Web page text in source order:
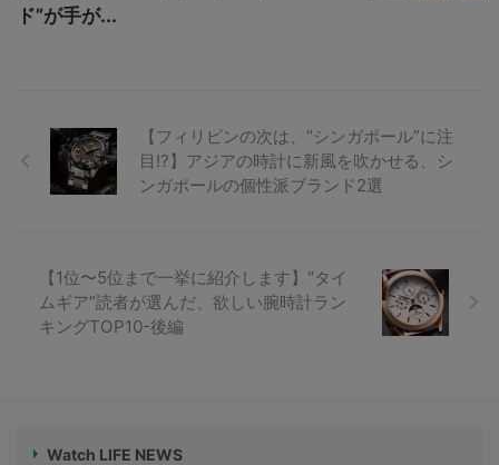
ド”が手が...
【フィリピンの次は、“シンガポール”に注
目!?】アジアの時計に新風を吹かせる、シ
ンガポールの個性派ブランド2選
【1位〜5位まで一挙に紹介します】“タイ
ムギア”読者が選んだ、欲しい腕時計ラン
キングTOP10-後編
Watch LIFE NEWS